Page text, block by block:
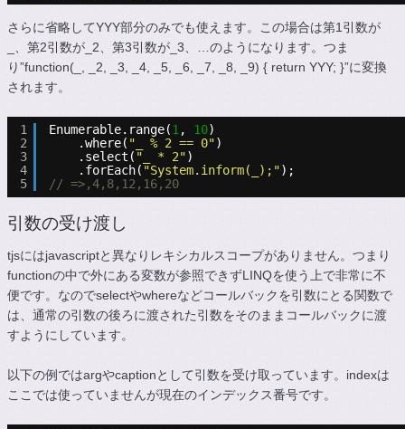
さらに省略してYYY部分のみでも使えます。この場合は第1引数が
_、第2引数が_2、第3引数が_3、…のようになります。つま
り”function(_, _2, _3, _4, _5, _6, _7, _8, _9) { return YYY; }”に変換
されます。
1
2
3
4
5
Enumerable.range(1, 10)
.where( "_ % 2 == 0")
.select( "_ * 2")
.forEach( "System.inform(_);");
// =>,4,8,12,16,20
引数の受け渡し
tjsにはjavascriptと異なりレキシカルスコープがありません。つまり
functionの中で外にある変数が参照できずLINQを使う上で非常に不
便です。なのでselectやwhereなどコールバックを引数にとる関数で
は、通常の引数の後ろに渡された引数をそのままコールバックに渡
すようにしています。
以下の例ではargやcaptionとして引数を受け取っています。indexは
ここでは使っていませんが現在のインデックス番号です。